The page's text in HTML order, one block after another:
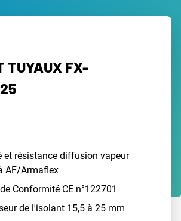
TUYAUX FX-
et résistance diffusion vapeur
AF/Armaflex
Conformité CE n°122701
de l'isolant 15,5 à 25 mm